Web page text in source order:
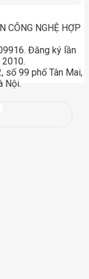
CÔNG NGHỆ HỢP
Đăng ký lần
số 99 phố Tân Mai,
Nội.